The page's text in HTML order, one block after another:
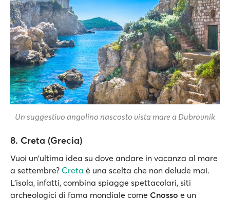
Un suggestivo angolino nascosto vista mare a Dubrovnik
8. Creta (Grecia)
Vuoi un'ultima idea su dove andare in vacanza al mare
a settembre? Creta è una scelta che non delude mai.
L’isola, infatti, combina spiagge spettacolari, siti
archeologici di fama mondiale come Cnosso e un